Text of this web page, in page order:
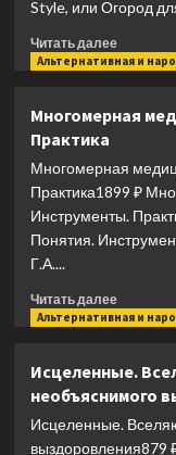
Style, или Огород
Читать далееПрочитать
больше
Альтернативная и
Многомерная
Практика
Многомерная
Практика1899 ₽
Инструменты.
Понятия.
Г.А....
Читать далееПрочитать
больше
Понятия.
Практика
Альтернативная и
Исцеленные.
необъяснимого
Исцеленные.